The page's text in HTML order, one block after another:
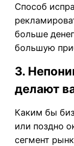
Способ
больше
большую
3.
делают
Каким бы
или поздно
сегмент